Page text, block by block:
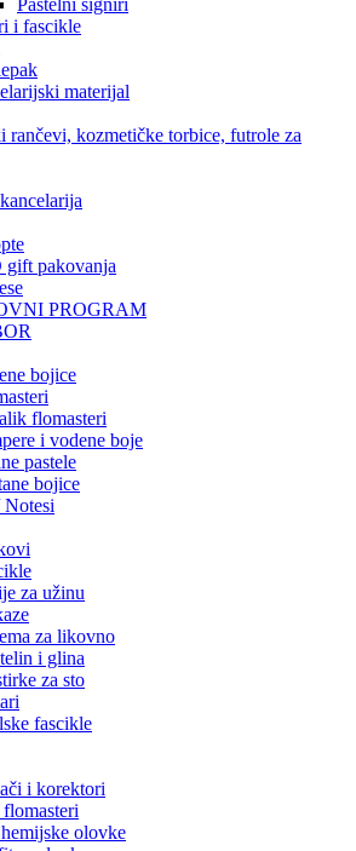
Pastelni signiri
i fascikle
materijal
rančevi, kozmetičke torbice, futrole za
pakovanja
PROGRAM
bojice
flomasteri
i vodene boje
pastele
bojice
za užinu
za likovno
i glina
za sto
fascikle
i korektori
olovke